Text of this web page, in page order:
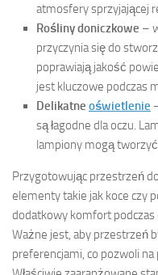
atmosfery sprzyjającej
Rośliny doniczkowe –
przyczynia się do
poprawiają jakość
jest kluczowe podczas
Delikatne oświetlenie
są łagodne dla oczu.
lampiony mogą
Przygotowując przestrzeń
elementy takie jak koce czy
dodatkowy komfort podczas
Ważne jest, aby przestrzeń
preferencjami, co pozwoli na